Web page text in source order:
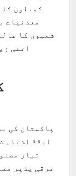
کھیلوں
معدنیات
شعبوں کا
اتنی
پاکستان کی
ایڈڈ اشیاء
تیار
ترقی پذیر